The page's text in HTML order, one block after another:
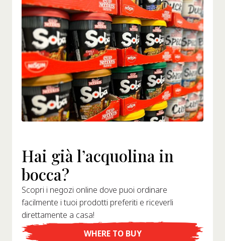
Hai già l’acquolina in
bocca?
Scopri i negozi online dove puoi ordinare
facilmente i tuoi prodotti preferiti e riceverli
direttamente a casa!
WHERE TO BUY